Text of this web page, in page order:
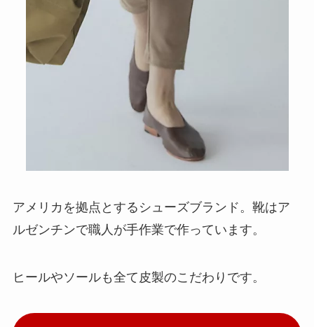
アメリカを拠点とするシューズブランド。靴はア
ルゼンチンで職人が手作業で作っています。
ヒールやソールも全て皮製のこだわりです。